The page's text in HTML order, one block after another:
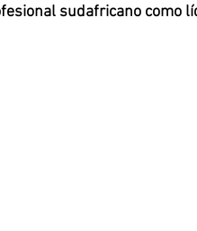
sudafricano como